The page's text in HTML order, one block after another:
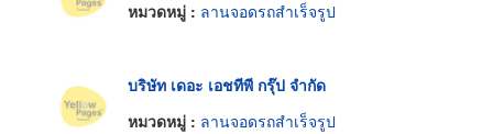
หมวดหมู่ : ลานจอดรถสำเร็จรูป
บริษัท เดอะ เอชทีพี กรุ๊ป จำกัด
หมวดหมู่ : ลานจอดรถสำเร็จรูป